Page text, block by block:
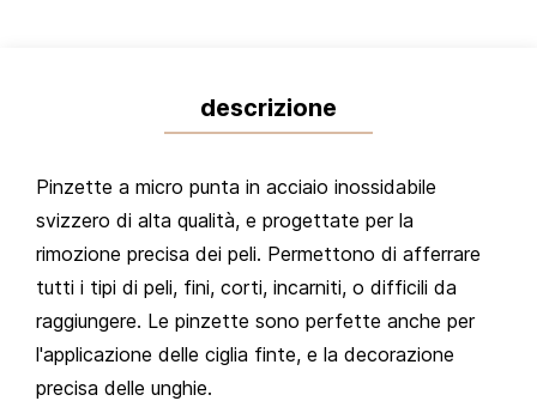
descrizione
Pinzette a micro punta in acciaio inossidabile
svizzero di alta qualità, e progettate per la
rimozione precisa dei peli. Permettono di afferrare
tutti i tipi di peli, fini, corti, incarniti, o difficili da
raggiungere. Le pinzette sono perfette anche per
l'applicazione delle ciglia finte, e la decorazione
precisa delle unghie.